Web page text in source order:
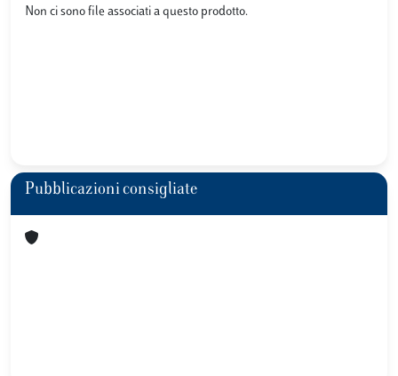
Non ci sono file associati a questo prodotto.
Pubblicazioni consigliate